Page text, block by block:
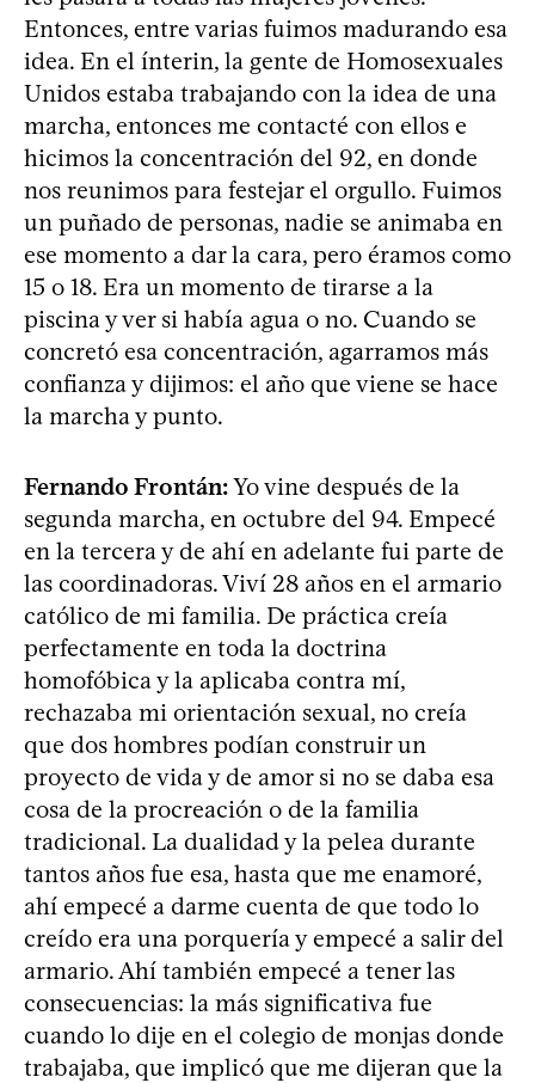
Entonces, entre varias fuimos madurando esa
idea. En el ínterin, la gente de Homosexuales
Unidos estaba trabajando con la idea de una
marcha, entonces me contacté con ellos e
hicimos la concentración del 92, en donde
nos reunimos para festejar el orgullo. Fuimos
un puñado de personas, nadie se animaba en
ese momento a dar la cara, pero éramos como
15 o 18. Era un momento de tirarse a la
piscina y ver si había agua o no. Cuando se
concretó esa concentración, agarramos más
confianza y dijimos: el año que viene se hace
la marcha y punto.
Fernando Frontán:Yo vine después de la
segunda marcha, en octubre del 94. Empecé
en la tercera y de ahí en adelante fui parte de
las coordinadoras. Viví 28 años en el armario
católico de mi familia. De práctica creía
perfectamente en toda la doctrina
homofóbica y la aplicaba contra mí,
rechazaba mi orientación sexual, no creía
que dos hombres podían construir un
proyecto de vida y de amor si no se daba esa
cosa de la procreación o de la familia
tradicional. La dualidad y la pelea durante
tantos años fue esa, hasta que me enamoré,
ahí empecé a darme cuenta de que todo lo
creído era una porquería y empecé a salir del
armario. Ahí también empecé a tener las
consecuencias: la más significativa fue
cuando lo dije en el colegio de monjas donde
trabajaba, que implicó que me dijeran que la